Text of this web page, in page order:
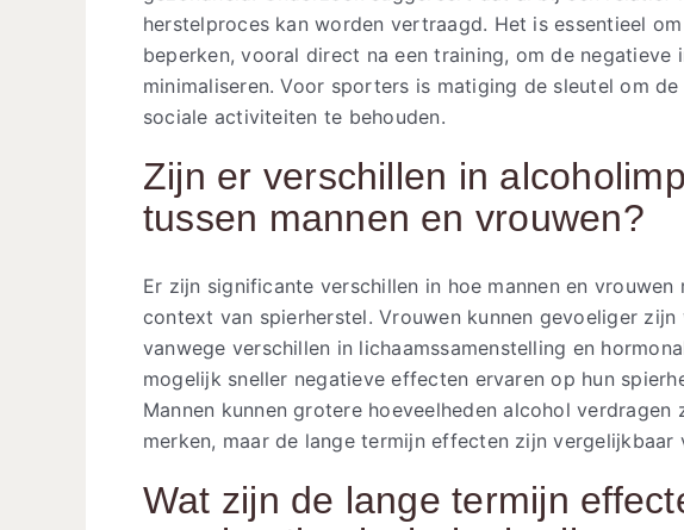
herstelproces kan worden vertraagd. Het is essentieel
beperken, vooral direct na een training, om de negatieve
minimaliseren. Voor sporters is matiging de sleutel om
sociale activiteiten te behouden.
Zijn er verschillen in
tussen mannen en vrouwen?
Er zijn significante verschillen in hoe mannen en
context van spierherstel. Vrouwen kunnen gevoeliger
vanwege verschillen in lichaamssamenstelling en
mogelijk sneller negatieve effecten ervaren op hun
Mannen kunnen grotere hoeveelheden alcohol
merken, maar de lange termijn effecten zijn vergelijkbaar
Wat zijn de lange termijn